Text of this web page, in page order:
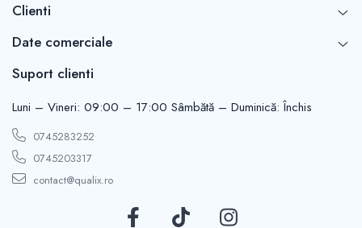
Clienti
Date comerciale
Suport clienti
Luni – Vineri: 09:00 – 17:00 Sâmbătă – Duminică: Închis
0745283252
0745203317
contact@qualix.ro